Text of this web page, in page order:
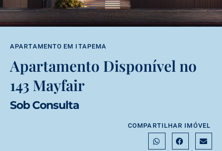
APARTAMENTO EM ITAPEMA
Apartamento Disponível no
143 Mayfair
Sob Consulta
COMPARTILHAR IMÓVEL